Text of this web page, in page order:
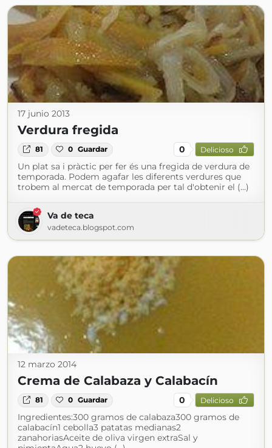
17 junio 2013
Verdura fregida
81 0 Guardar 0 Delicioso
Un plat sa i pràctic per fer és una fregida de verdura de
temporada. Podem agafar les diferents verdures que
trobem al mercat de temporada per tal d'obtenir el (...)
Va de teca
vadeteca.blogspot.com
12 marzo 2014
Crema de Calabaza y Calabacín
81 0 Guardar 0 Delicioso
Ingredientes:300 gramos de calabaza300 gramos de
calabacín1 cebolla3 patatas medianas2
zanahoriasAceite de oliva virgen extraSal y